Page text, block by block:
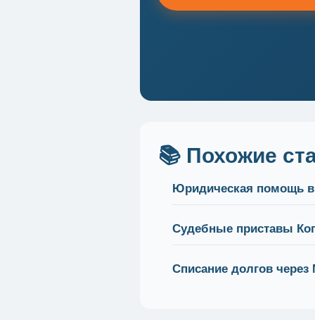
📚 Похожие
Юридическая помощь в
Судебные приставы
Списание долгов